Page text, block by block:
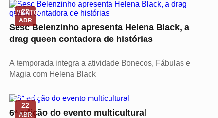
22
ABR
EVENTOS
Sesc Belenzinho apresenta Helena Black, a
drag queen contadora de histórias
A temporada integra a atividade Bonecos, Fábulas e
Magia com Helena Black
22
ABR
EVENTOS
6ª edição do evento multicultural